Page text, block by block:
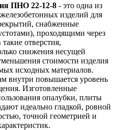
ПНО 22-12-8 - это одна из
изделий для
снабженные
проходящими через
отверстия,
снижения несущей
стоимости изделия
исходных материалов.
внутри повышается уровень
Изготовленные
опалубки, плиты
идеально гладкой, ровной
точной геометрией и